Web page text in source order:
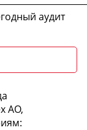
аудит
АО,